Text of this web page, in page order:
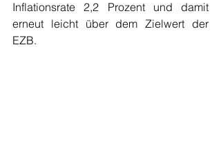
Inflationsrate 2,2 Prozent und damit
erneut leicht über dem Zielwert der
EZB.